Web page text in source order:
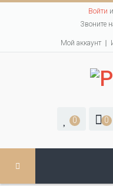
Войти
Звоните
Мой аккаунт
0 0